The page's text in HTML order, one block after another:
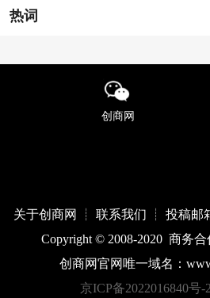
热词
创商网
关于创商网 ┊ 联系我们 ┊ 投稿邮
Copyright © 2008-2020 商务合
创商网官网唯一域名：
京ICP备2022016840号-